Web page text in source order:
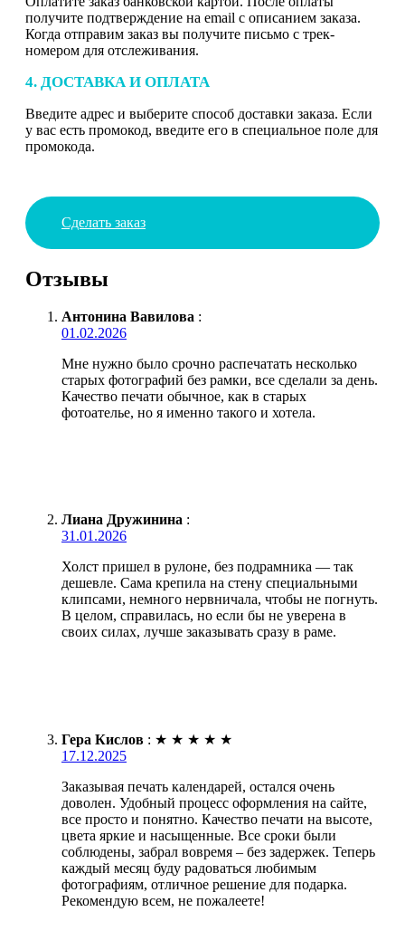
получите подтверждение на email с описанием заказа.
Когда отправим заказ вы получите письмо с трек-
номером для отслеживания.
4. ДОСТАВКА И ОПЛАТА
Введите адрес и выберите способ доставки заказа. Если
у вас есть промокод, введите его в специальное поле для
промокода.
Сделать заказ
Отзывы
Антонина Вавилова :
01.02.2026
Мне нужно было срочно распечатать несколько
старых фотографий без рамки, все сделали за день.
Качество печати обычное, как в старых
фотоателье, но я именно такого и хотела.
Лиана Дружинина :
31.01.2026
Холст пришел в рулоне, без подрамника — так
дешевле. Сама крепила на стену специальными
клипсами, немного нервничала, чтобы не погнуть.
В целом, справилась, но если бы не уверена в
своих силах, лучше заказывать сразу в раме.
Гера Кислов : ★ ★ ★ ★ ★
17.12.2025
Заказывая печать календарей, остался очень
доволен. Удобный процесс оформления на сайте,
все просто и понятно. Качество печати на высоте,
цвета яркие и насыщенные. Все сроки были
соблюдены, забрал вовремя – без задержек. Теперь
каждый месяц буду радоваться любимым
фотографиям, отличное решение для подарка.
Рекомендую всем, не пожалеете!